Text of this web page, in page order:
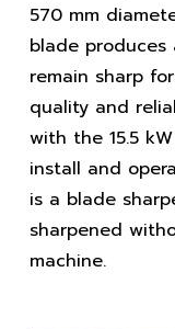
570 mm
blade
remain sharp
quality and
with the 15.5
install and
is a blade
sharpened
machine.